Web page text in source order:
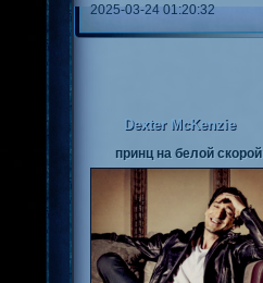
2025-03-24 01:20:32
Dexter McKenzie
принц на белой скорой